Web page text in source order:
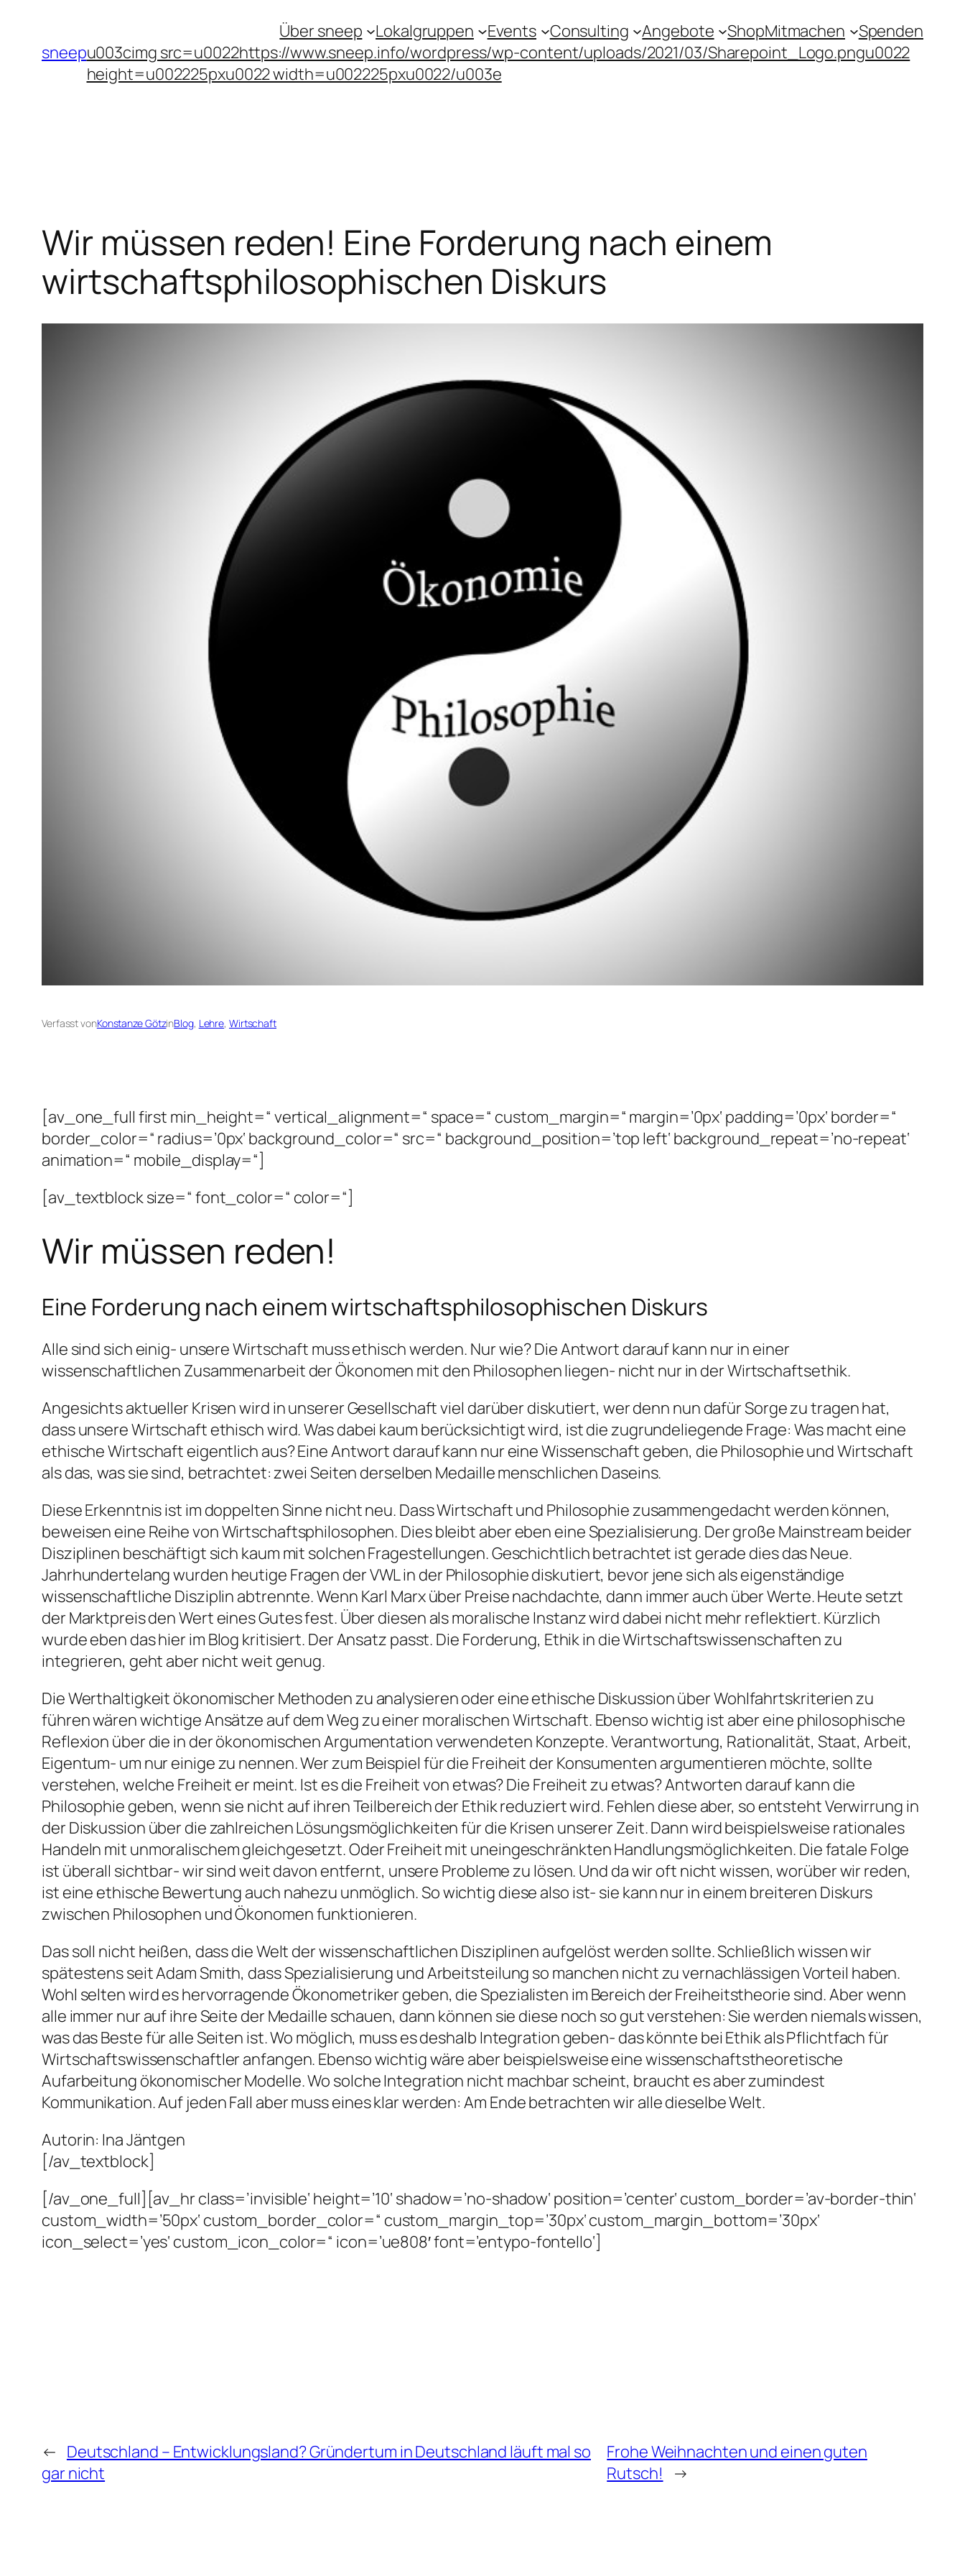
springen
sneep
Über sneep Lokalgruppen Events Consulting Angebote ShopMitmachen
Spenden
u003cimg src=u0022https://www.sneep.info/wordpress/wp-content/uploads/2021/03/Sharepoint_Logo.pngu0022
height=u002225pxu0022 width=u002225pxu0022/u003e
Wir müssen reden! Eine Forderung nach einem
wirtschaftsphilosophischen Diskurs
Verfasst vonKonstanze GötzinBlog, Lehre, Wirtschaft
[av_one_full first min_height=“ vertical_alignment=“ space=“ custom_margin=“ margin=’0px‘ padding=’0px‘ border=“
border_color=“ radius=’0px‘ background_color=“ src=“ background_position=’top left‘ background_repeat=’no-repeat‘
animation=“ mobile_display=“]
[av_textblock size=“ font_color=“ color=“]
Wir müssen reden!
Eine Forderung nach einem wirtschaftsphilosophischen Diskurs
Alle sind sich einig- unsere Wirtschaft muss ethisch werden. Nur wie? Die Antwort darauf kann nur in einer
wissenschaftlichen Zusammenarbeit der Ökonomen mit den Philosophen liegen- nicht nur in der Wirtschaftsethik.
Angesichts aktueller Krisen wird in unserer Gesellschaft viel darüber diskutiert, wer denn nun dafür Sorge zu tragen hat,
dass unsere Wirtschaft ethisch wird. Was dabei kaum berücksichtigt wird, ist die zugrundeliegende Frage: Was macht eine
ethische Wirtschaft eigentlich aus? Eine Antwort darauf kann nur eine Wissenschaft geben, die Philosophie und Wirtschaft
als das, was sie sind, betrachtet: zwei Seiten derselben Medaille menschlichen Daseins.
Diese Erkenntnis ist im doppelten Sinne nicht neu. Dass Wirtschaft und Philosophie zusammengedacht werden können,
beweisen eine Reihe von Wirtschaftsphilosophen. Dies bleibt aber eben eine Spezialisierung. Der große Mainstream beider
Disziplinen beschäftigt sich kaum mit solchen Fragestellungen. Geschichtlich betrachtet ist gerade dies das Neue.
Jahrhundertelang wurden heutige Fragen der VWL in der Philosophie diskutiert, bevor jene sich als eigenständige
wissenschaftliche Disziplin abtrennte. Wenn Karl Marx über Preise nachdachte, dann immer auch über Werte. Heute setzt
der Marktpreis den Wert eines Gutes fest. Über diesen als moralische Instanz wird dabei nicht mehr reflektiert. Kürzlich
wurde eben das hier im Blog kritisiert. Der Ansatz passt. Die Forderung, Ethik in die Wirtschaftswissenschaften zu
integrieren, geht aber nicht weit genug.
Die Werthaltigkeit ökonomischer Methoden zu analysieren oder eine ethische Diskussion über Wohlfahrtskriterien zu
führen wären wichtige Ansätze auf dem Weg zu einer moralischen Wirtschaft. Ebenso wichtig ist aber eine philosophische
Reflexion über die in der ökonomischen Argumentation verwendeten Konzepte. Verantwortung, Rationalität, Staat, Arbeit,
Eigentum- um nur einige zu nennen. Wer zum Beispiel für die Freiheit der Konsumenten argumentieren möchte, sollte
verstehen, welche Freiheit er meint. Ist es die Freiheit von etwas? Die Freiheit zu etwas? Antworten darauf kann die
Philosophie geben, wenn sie nicht auf ihren Teilbereich der Ethik reduziert wird. Fehlen diese aber, so entsteht Verwirrung in
der Diskussion über die zahlreichen Lösungsmöglichkeiten für die Krisen unserer Zeit. Dann wird beispielsweise rationales
Handeln mit unmoralischem gleichgesetzt. Oder Freiheit mit uneingeschränkten Handlungsmöglichkeiten. Die fatale Folge
ist überall sichtbar- wir sind weit davon entfernt, unsere Probleme zu lösen. Und da wir oft nicht wissen, worüber wir reden,
ist eine ethische Bewertung auch nahezu unmöglich. So wichtig diese also ist- sie kann nur in einem breiteren Diskurs
zwischen Philosophen und Ökonomen funktionieren.
Das soll nicht heißen, dass die Welt der wissenschaftlichen Disziplinen aufgelöst werden sollte. Schließlich wissen wir
spätestens seit Adam Smith, dass Spezialisierung und Arbeitsteilung so manchen nicht zu vernachlässigen Vorteil haben.
Wohl selten wird es hervorragende Ökonometriker geben, die Spezialisten im Bereich der Freiheitstheorie sind. Aber wenn
alle immer nur auf ihre Seite der Medaille schauen, dann können sie diese noch so gut verstehen: Sie werden niemals wissen,
was das Beste für alle Seiten ist. Wo möglich, muss es deshalb Integration geben- das könnte bei Ethik als Pflichtfach für
Wirtschaftswissenschaftler anfangen. Ebenso wichtig wäre aber beispielsweise eine wissenschaftstheoretische
Aufarbeitung ökonomischer Modelle. Wo solche Integration nicht machbar scheint, braucht es aber zumindest
Kommunikation. Auf jeden Fall aber muss eines klar werden: Am Ende betrachten wir alle dieselbe Welt.
Autorin: Ina Jäntgen
[/av_textblock]
[/av_one_full][av_hr class=’invisible‘ height=’10‘ shadow=’no-shadow‘ position=’center‘ custom_border=’av-border-thin‘
custom_width=’50px‘ custom_border_color=“ custom_margin_top=’30px‘ custom_margin_bottom=’30px‘
icon_select=’yes‘ custom_icon_color=“ icon=’ue808′ font=’entypo-fontello‘]
← Deutschland – Entwicklungsland? Gründertum in Deutschland läuft mal so
gar nicht
Frohe Weihnachten und einen guten
Rutsch!
→